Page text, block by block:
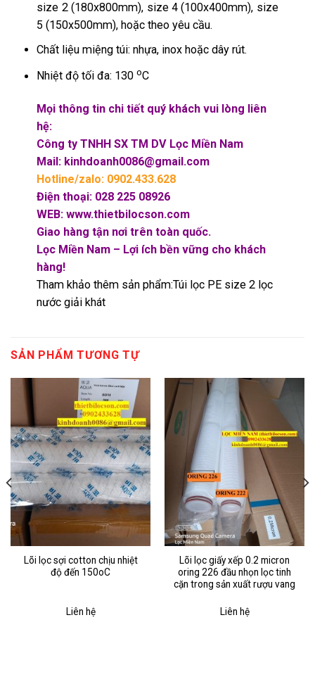
size 2 (180x800mm), size 4 (100x400mm), size
5 (150x500mm), hoặc theo yêu cầu.
Chất liệu miệng túi: nhựa, inox hoặc dây rút.
Nhiệt độ tối đa: 130oC
Mọi thông tin chi tiết quý khách vui lòng liên
hệ:
Công ty TNHH SX TM DV Lọc Miền Nam
Mail: kinhdoanh0086@gmail.com
Hotline/zalo: 0902.433.628
Điện thoại: 028 225 08926
WEB: www.thietbilocson.com
Giao hàng tận nơi trên toàn quốc.
Lọc Miền Nam – Lợi ích bền vững cho khách
hàng!
Tham khảo thêm sản phẩm:Túi lọc PE size 2 lọc
nước giải khát
SẢN PHẨM TƯƠNG TỰ
Lõi lọc sợi cotton chịu nhiệt
độ đến 150oC
Liên hệ
Lõi lọc giấy xếp 0.2 micron
oring 226 đầu nhọn lọc tinh
cặn trong sản xuất rượu vang
Liên hệ